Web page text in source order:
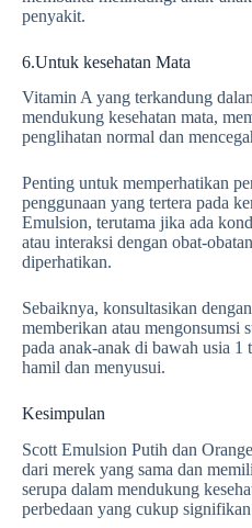
penyakit.
6.Untuk kesehatan Mata
Vitamin A yang terkandung
mendukung kesehatan mata,
penglihatan normal dan
Penting untuk memperhatikan
penggunaan yang tertera pada
Emulsion, terutama jika ada
atau interaksi dengan obat-
diperhatikan.
Sebaiknya, konsultasikan
memberikan atau mengonsumsi
pada anak-anak di bawah usia 1
hamil dan menyusui.
Kesimpulan
Scott Emulsion Putih dan
dari merek yang sama dan
serupa dalam mendukung
perbedaan yang cukup